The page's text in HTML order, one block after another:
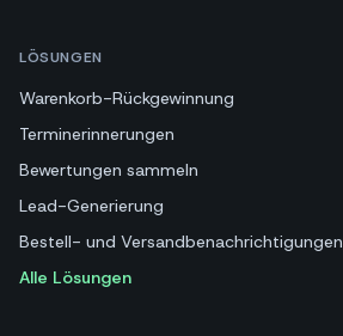
LÖSUNGEN
Warenkorb-Rückgewinnung
Terminerinnerungen
Bewertungen sammeln
Lead-Generierung
Bestell- und Versandbenachrichtigungen
Alle Lösungen